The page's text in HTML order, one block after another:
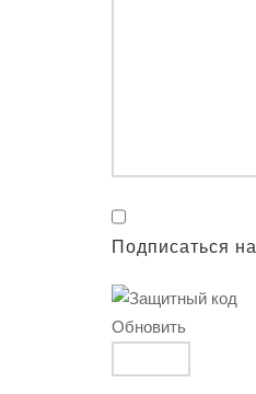
Подписаться
Обновить